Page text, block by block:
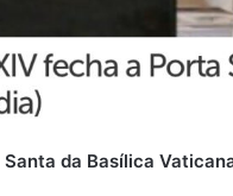
da Basílica